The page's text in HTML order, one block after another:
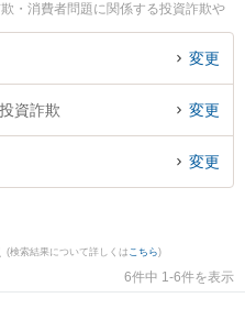
・消費者問題に関係する投資詐欺や
込み検索もでき便利です。特に弁護
鶴法律事務所の斉藤 圭弁護士、丹澤
トラブル解決の実績豊富な近くの弁
詐欺を法律相談できる山梨県内の弁
談者さんにおすすめです。
変更
資詐欺 変更
変更
(検索結果について詳しくは こちら)
6件中 1-6件を表示